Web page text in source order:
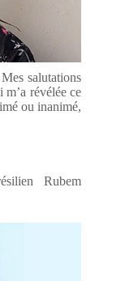
salutations
révélée ce
ou inanimé,
Rubem